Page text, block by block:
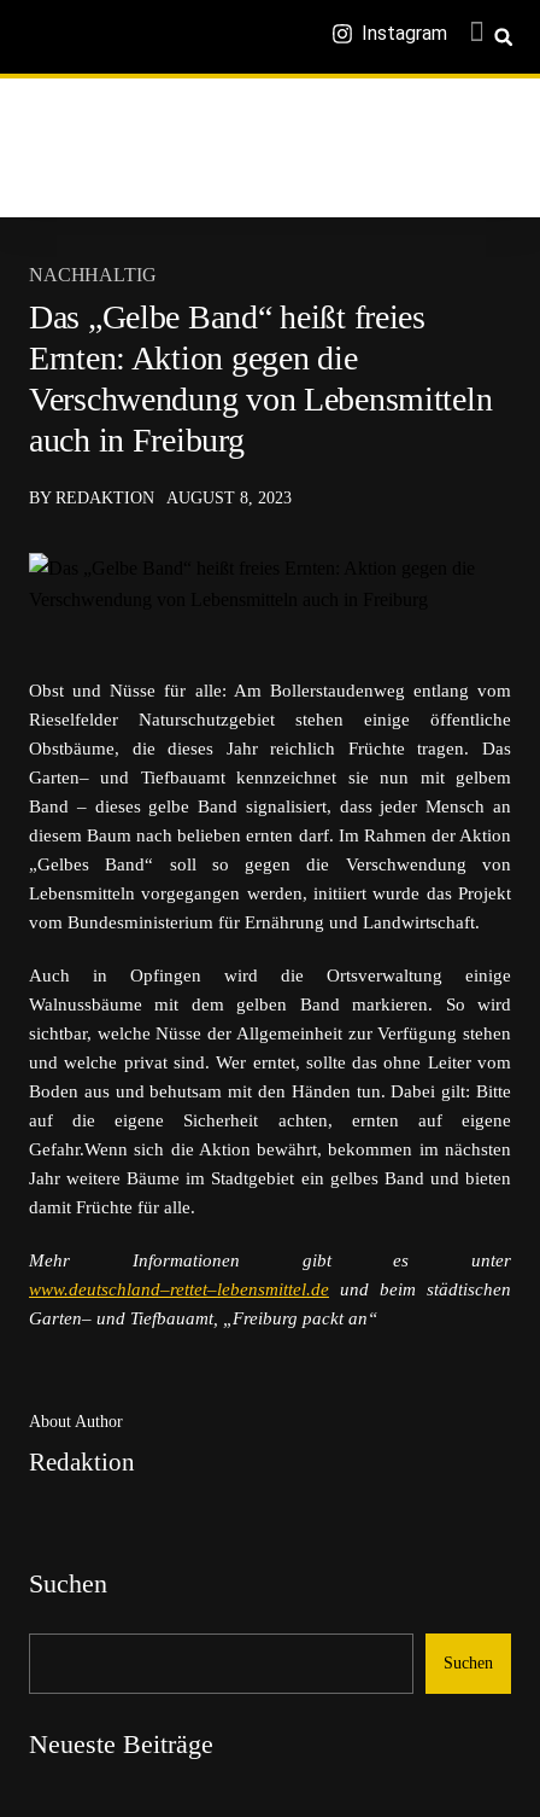
Instagram
NACHHALTIG
Das „Gelbe Band“ heißt freies
Ernten: Aktion gegen die
Verschwendung von Lebensmitteln
auch in Freiburg
BY REDAKTION AUGUST 8, 2023
Obst und Nüsse für alle: Am Bollerstaudenweg entlang vom
Rieselfelder Naturschutzgebiet stehen einige öffentliche
Obstbäume, die dieses Jahr reichlich
Früchte tragen.
Das
Garten–und Tiefbauamt kennzeichnet sie nun mit gelbem
Band – dieses gelbe Band signalisiert, dass jeder Mensch an
diesem Baum nach belieben ernten darf. Im Rahmen der Aktion
„Gelbes Band“ soll so gegen die Verschwendung von
Lebensmitteln vorgegangen werden, initiiert wurde das Projekt
vom Bundesministerium für Ernährung und Landwirtschaft.
Auch in Opfingen wird die Ortsverwaltung einige
Walnussbäume mit dem gelben Band markieren. So wird
sichtbar, welche Nüsse der Allgemeinheit zur Verfügung stehen
und welche privat sind.Wer erntet, sollte das ohne Leiter vom
Boden aus und behutsammit den Händen tun. Dabei gilt: Bitte
auf die eigene Sicherheit achten, ernten auf
eigene
Gefahr.Wenn sich die Aktion bewährt, bekommen im nächsten
Jahr weitere Bäumeim Stadtgebiet ein gelbes Band und bieten
damit Früchte für alle.
Mehr Informationen gibt es
unter
www.deutschland–rettet–lebensmittel.de und beim
städtischen
Garten– und Tiefbauamt, „Freiburg packt an“
About Author
Redaktion
Suchen
Suchen
Neueste Beiträge